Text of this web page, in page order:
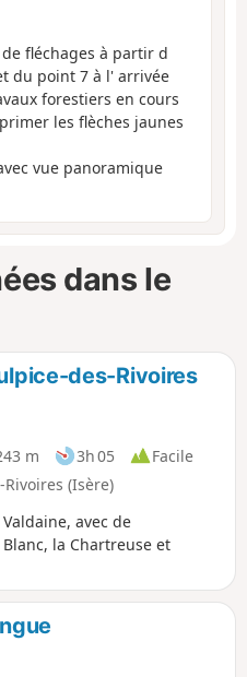
fléchages à partir d
du point 7 à l' arrivée
forestiers en cours
les flèches jaunes
vue panoramique
dans le
des-Rivoires
m 3h 05
Facile
(Isère)
avec de
la Chartreuse et